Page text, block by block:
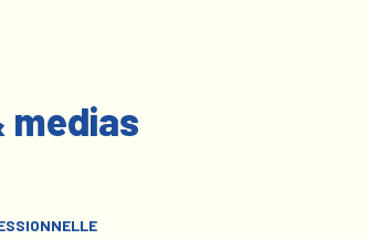
medias